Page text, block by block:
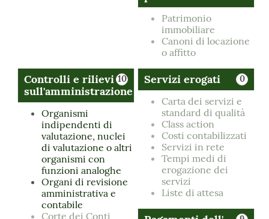
Patrimonio
immobiliare
Canoni di locazione
o affitto
10
Controlli e rilievi
sull'amministrazione
Organismi
indipendenti di
valutazione, nuclei
di valutazione o altri
organismi con
funzioni analoghe
Organi di revisione
amministrativa e
contabile
Corte dei Conti
0
Servizi erogati
Carta dei servizi e
standard di qualità
Class action
Costi contabilizzati
Servizi in rete
Tempi medi di
erogazione dei
servizi
Liste di attesa